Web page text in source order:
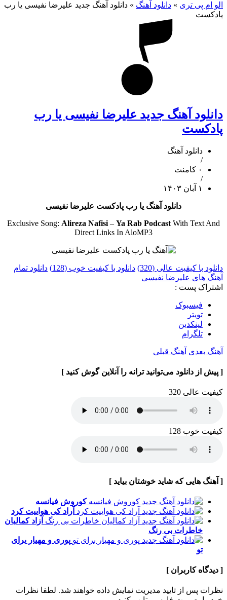
الو ام پی تری » دانلود آهنگ » دانلود آهنگ جدید علیرضا نفیسی یا رب
پادکست
دانلود آهنگ جدید علیرضا نفیسی یا رب
پادکست
دانلود آهنگ
/
۰ کامنت
/
۱ آبان ۱۴۰۳
دانلود آهنگ یا رب پادکست علیرضا نفیسی
Exclusive Song: Alireza Nafisi – Ya Rab Podcast With Text And
Direct Links In AloMP3
دانلود با کیفیت عالی (320) دانلود با کیفیت خوب (128)
دانلود تمام
آهنگ های علیرضا نفیسی
اشتراک پست :
فيسبوک
تويتر
لینکدین
تلگرام
آهنگ بعدی آهنگ قبلی
[ پیش از دانلود می‌توانید ترانه را آنلاین گوش کنید ]
کیفیت عالی 320
کیفیت خوب 128
[ آهنگ هایی که شاید خوشتان بیاید ]
کوروش فیانسه
آرادکی هواییت کرد
آزاد کمالیان
خاطرات بی رنگ
پوری و مهیار برای
تو
[ دیدگاه کاربران ]
نظرات پس از تایید مدیریت نمایش داده خواهند شد. لطفا نظرات